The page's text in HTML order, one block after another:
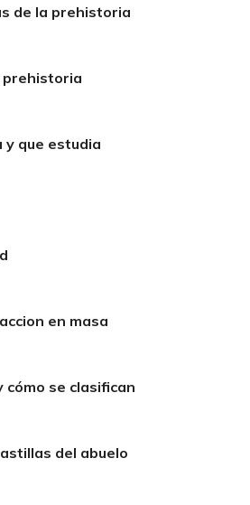
de la prehistoria
prehistoria
y que estudia
en masa
cómo se clasifican
del abuelo